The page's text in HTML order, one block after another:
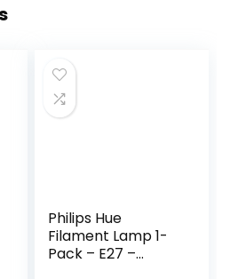
Philips Hue
Filament Lamp 1-
Pack – E27 –